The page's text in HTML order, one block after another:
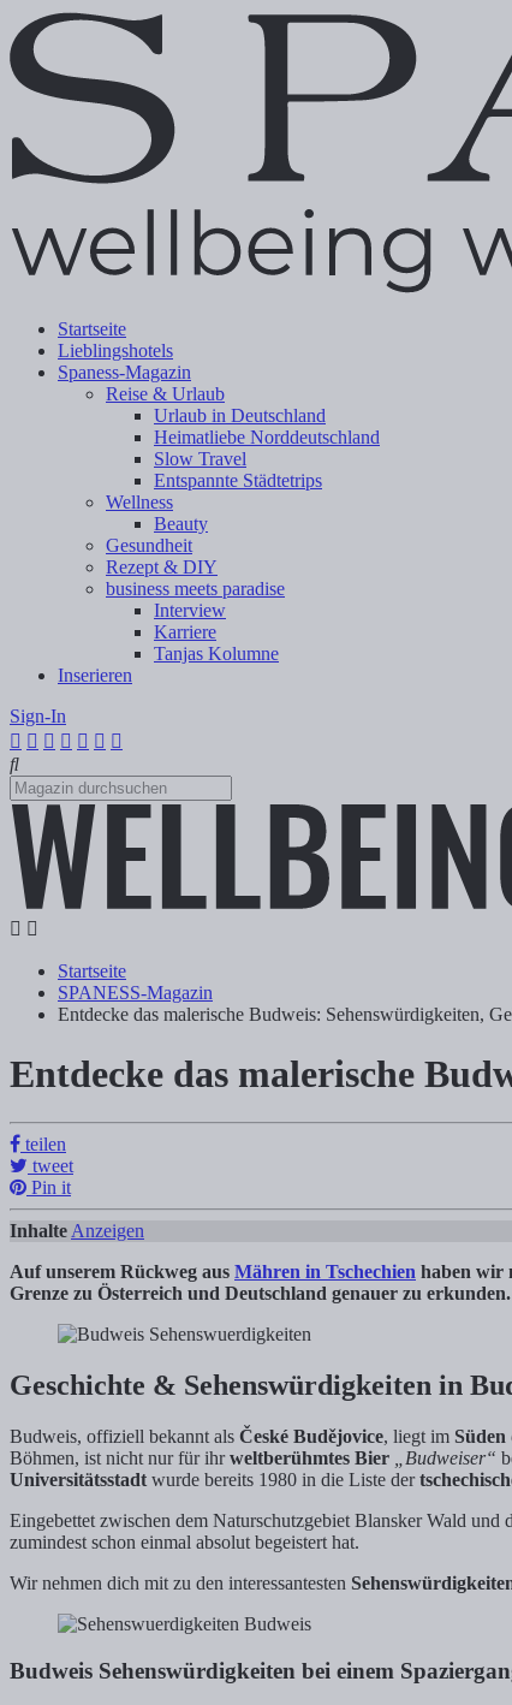
Startseite
Lieblingshotels
Spaness-Magazin
Reise & Urlaub
Urlaub in Deutschland
Heimatliebe Norddeutschland
Slow Travel
Entspannte Städtetrips
Wellness
Beauty
Gesundheit
Rezept & DIY
business meets paradise
Interview
Karriere
Tanjas Kolumne
Inserieren
Sign-In
Startseite
SPANESS-Magazin
Entdecke das malerische Budweis: Sehenswürdigkeiten,
Tanja Klindworth
Warst du schon einmal in Budweis? Wir zeigen dir die
Entdecke das malerische
teilen
tweet
Pin it
Inhalte Anzeigen
Auf unserem Rückweg aus Mähren in Tschechien haben wir
Grenze zu Österreich und Deutschland genauer zu erkunden.
Geschichte & Sehenswürdigkeiten in
Budweis, offiziell bekannt als České Budějovice, liegt im
Böhmen, ist nicht nur für ihrweltberühmtes Bier „Budweiser“
Universitätsstadt wurde bereits 1980 in die Liste der
Eingebettet zwischen dem Naturschutzgebiet Blansker Wald
zumindest schon einmal absolut begeistert hat.
Wir nehmen dich mit zu den interessantesten
Budweis Sehenswürdigkeiten bei einem